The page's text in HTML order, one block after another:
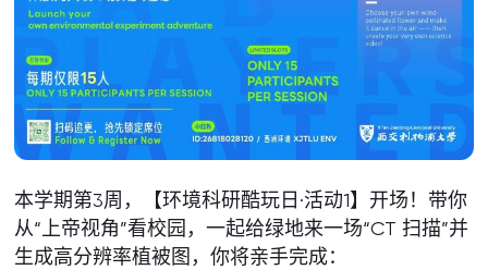
本学期第3周，【环境科研酷玩日·活动1】开场！带你
从“上帝视角”看校园，一起给绿地来一场“CT 扫描”并
生成高分辨率植被图，你将亲手完成：